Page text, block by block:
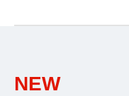
NEW